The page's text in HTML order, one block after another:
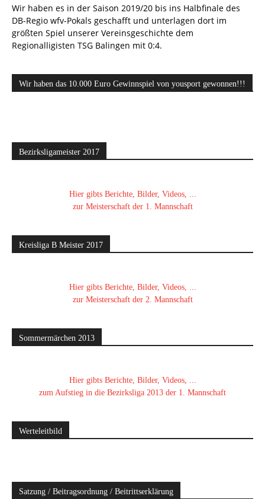
Wir haben es in der Saison 2019/20 bis ins Halbfinale des
DB-Regio wfv-Pokals geschafft und unterlagen dort im
größten Spiel unserer Vereinsgeschichte dem
Regionalligisten TSG Balingen mit 0:4.
Wir haben das 10.000 Euro Gewinnspiel von yousport gewonnen!!!
Bezirksligameister 2017
Hier gibts Berichte, Bilder, Videos, ...
zur Meisterschaft der 1. Mannschaft
Kreisliga B Meister 2017
Hier gibts Berichte, Bilder, Videos, ...
zur Meisterschaft der 2. Mannschaft
Sommermärchen 2013
Hier gibts Berichte, Bilder, Videos, ...
zum Aufstieg in die Bezirksliga 2013 der 1. Mannschaft
Werteleitbild
Satzung / Beitragsordnung / Beitrittserklärung